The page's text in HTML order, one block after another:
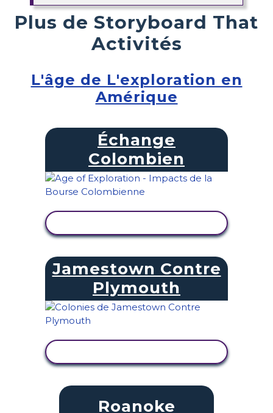
Plus de Storyboard That
Activités
L'âge de L'exploration en
Amérique
Échange
Colombien
Jamestown Contre
Plymouth
Roanoke